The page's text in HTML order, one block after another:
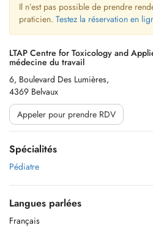
Il n’est pas possible de prendre
praticien. Testez la réservation en
LTAP Centre for Toxicology and
médecine du travail
6, Boulevard Des Lumières,
4369 Belvaux
Appeler pour prendre RDV
Spécialités
Pédiatre
Langues parlées
Français